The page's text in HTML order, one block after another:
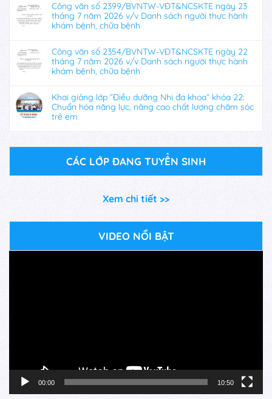
Công văn số 2399/BVNTW-VĐT&NCSKTE ngày 23
tháng 7 năm 2026 v/v Danh sách người thực hành
khám bệnh, chữa bệnh
Công văn số 2354/BVNTW-VĐT&NCSKTE ngày 22
tháng 7 năm 2026 v/v Danh sách người thực hành
khám bệnh, chữa bệnh
Khai giảng lớp “Điều dưỡng Nhi đa khoa” khóa 22:
Chuẩn hóa năng lực, nâng cao chất lượng chăm sóc
trẻ em
CÁC LỚP ĐANG TUYỂN SINH
Xem chi tiết >>
VIDEO NỔI BẬT
00:00 10:50